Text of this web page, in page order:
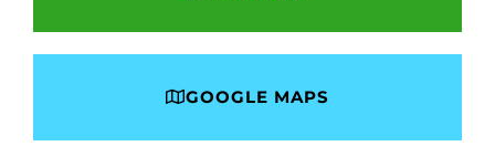
GOOGLE MAPS